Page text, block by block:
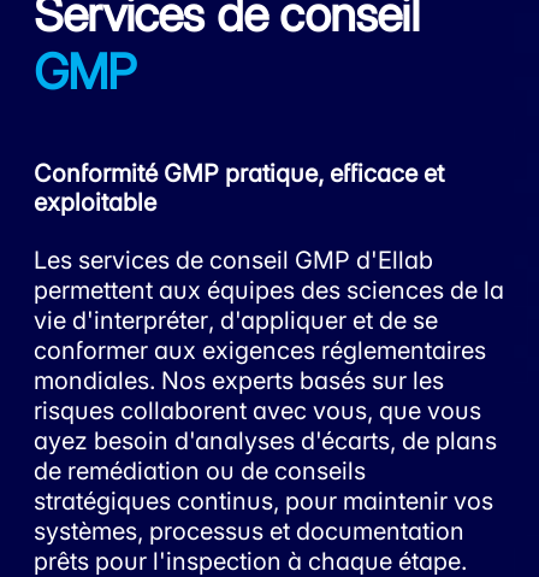
Services de conseil
GMP
Conformité GMP pratique, efficace et
exploitable
Les services de conseil GMP d'Ellab
permettent aux équipes des sciences de la
vie d'interpréter, d'appliquer et de se
conformer aux exigences réglementaires
mondiales. Nos experts basés sur les
risques collaborent avec vous, que vous
ayez besoin d'analyses d'écarts, de plans
de remédiation ou de conseils
stratégiques continus, pour maintenir vos
systèmes, processus et documentation
prêts pour l'inspection à chaque étape.